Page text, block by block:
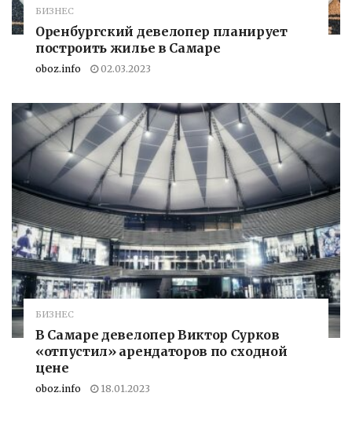
БИЗНЕС
Оренбургский девелопер планирует
построить жилье в Самаре
oboz.info 02.03.2023
БИЗНЕС
В Самаре девелопер Виктор Сурков
«отпустил» арендаторов по сходной
цене
oboz.info 18.01.2023